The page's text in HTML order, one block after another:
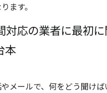
ます。
対応の業者に最初
本
メールで、何をどう聞け